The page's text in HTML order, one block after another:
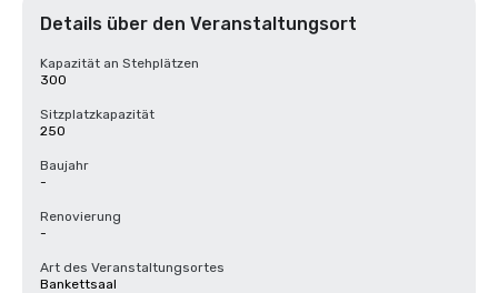
Details über den Veranstaltungsort
Kapazität an Stehplätzen
300
Sitzplatzkapazität
250
Baujahr
-
Renovierung
-
Art des Veranstaltungsortes
Bankettsaal